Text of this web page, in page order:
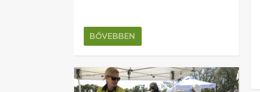
BŐVEBBEN